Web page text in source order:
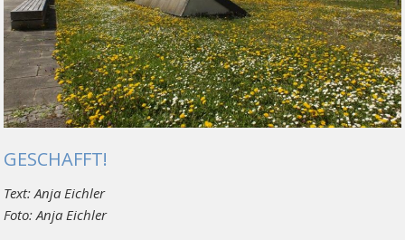
GESCHAFFT!
Text: Anja Eichler
Foto: Anja Eichler